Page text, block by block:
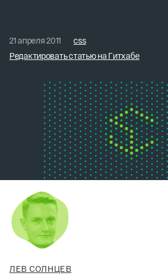
21 апреля 2011
css
Редактировать статью на Гитхабе
ЛЕВ СОЛНЦЕВ